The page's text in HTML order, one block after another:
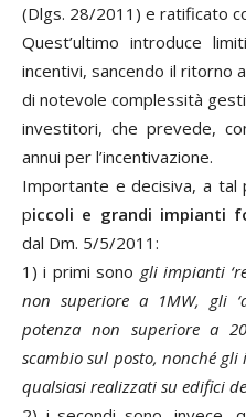
(Dlgs. 28/2011) e ratificato
Quest’ultimo introduce
incentivi, sancendo il ritorno
di notevole complessità
investitori, che prevede,
annui per l’incentivazione.
Importante e decisiva, a
piccoli e grandi impianti
dal Dm. 5/5/2011:
1) i primi sono gli impianti
non superiore a 1MW, gli
potenza non superiore a
scambio sul posto, nonché
qualsiasi realizzati su edifici